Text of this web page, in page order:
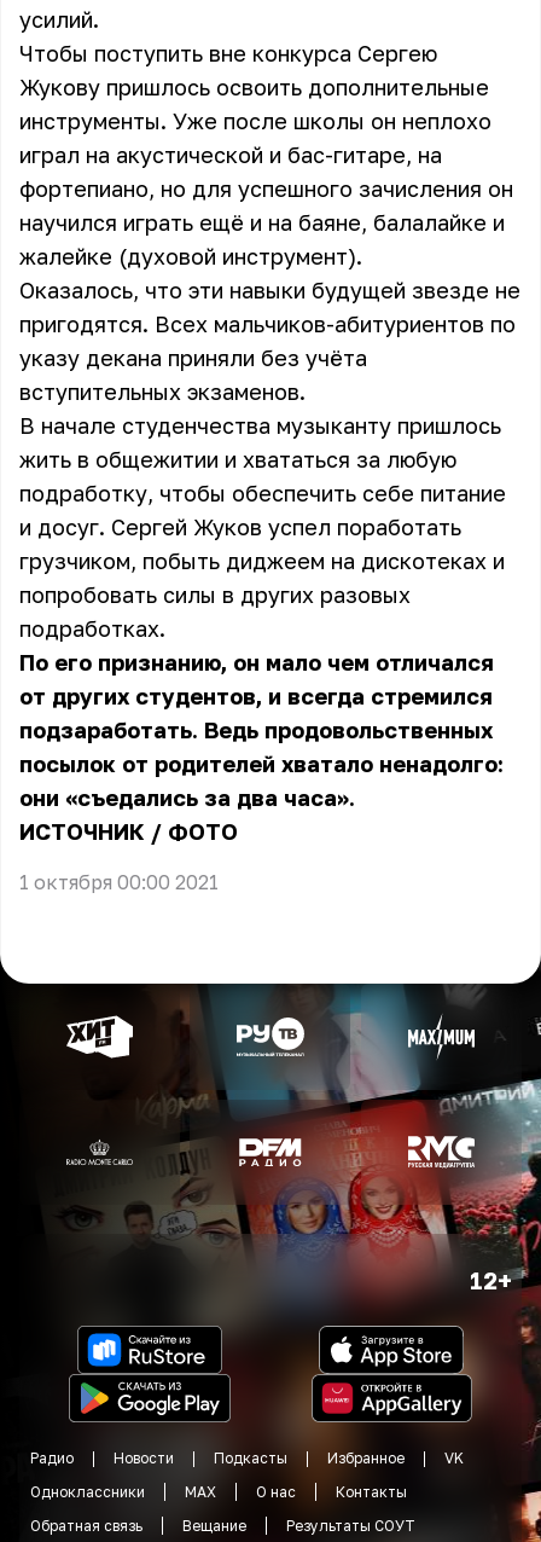
усилий.
Чтобы поступить вне конкурса Сергею
Жукову пришлось освоить дополнительные
инструменты. Уже после школы он неплохо
играл на акустической и бас-гитаре, на
фортепиано, но для успешного зачисления он
научился играть ещё и на баяне, балалайке и
жалейке (духовой инструмент).
Оказалось, что эти навыки будущей звезде не
пригодятся. Всех мальчиков-абитуриентов по
указу декана приняли без учёта
вступительных экзаменов.
В начале студенчества музыканту пришлось
жить в общежитии и хвататься за любую
подработку, чтобы обеспечить себе питание
и досуг. Сергей Жуков успел поработать
грузчиком, побыть диджеем на дискотеках и
попробовать силы в других разовых
подработках.
По его признанию, он мало чем отличался
от других студентов, и всегда стремился
подзаработать. Ведь продовольственных
посылок от родителей хватало ненадолго:
они «съедались за два часа».
ИСТОЧНИК / ФОТО
1 октября 00:00 2021
12+
Радио Новости Подкасты Избранное
VK
Одноклассники
MAX О нас
Контакты
Обратная связь
Вещание Результаты СОУТ